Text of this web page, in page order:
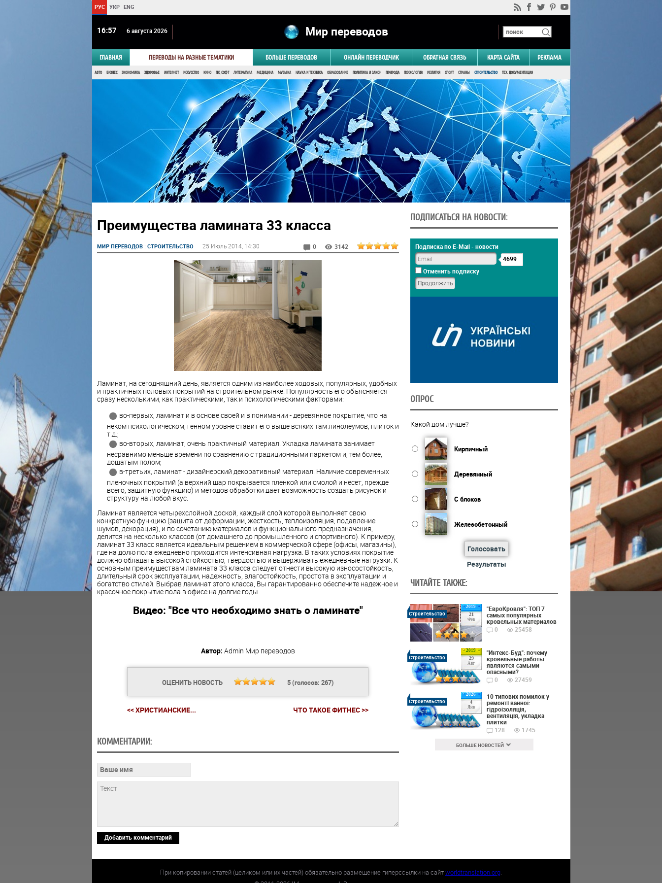
РУС УКР ENG
16 57 6 августа 2026 Мир переводов
ГЛАВНАЯ ПЕРЕВОДЫ НА РАЗНЫЕ ТЕМАТИКИ БОЛЬШЕ ПЕРЕВОДОВ ОНЛАЙН ПЕРЕВОДЧИК ОБРАТНАЯ СВЯЗЬ КАРТА САЙТА РЕКЛАМА
АВТО БИЗНЕС ЭКОНОМИКА ЗДОРОВЬЕ ИНТЕРНЕТ ИСКУССТВО КИНО ПК, СОФТ ЛИТЕРАТУРА МЕДИЦИНА МУЗЫКА НАУКА И ТЕХНИКА ОБРАЗОВАНИЕ ПОЛИТИКА И ЗАКОН ПРИРОДА ПСИХОЛОГИЯ РЕЛИГИЯ СПОРТ СТРАНЫ СТРОИТЕЛЬСТВО ТЕХ. ДОКУМЕНТАЦИЯ
Преимущества ламината 33 класса
МИР ПЕРЕВОДОВ: СТРОИТЕЛЬСТВО 25 Июль 2014, 14:30 0 3142
Ламинат, на сегодняшний день, является одним из наиболее ходовых, популярных, удобных
и практичных половых покрытий на строительном рынке. Популярность его объясняется
сразу несколькими, как практическими, так и психологическими факторами:
во-первых, ламинат и в основе своей и в понимании - деревянное покрытие, что на
неком психологическом, генном уровне ставит его выше всяких там линолеумов, плиток и
т.д.;
во-вторых, ламинат, очень практичный материал. Укладка ламината занимает
несравнимо меньше времени по сравнению с традиционными паркетом и, тем более,
дощатым полом;
в-третьих, ламинат - дизайнерский декоративный материал. Наличие современных
пленочных покрытий (а верхний шар покрывается пленкой или смолой и несет, прежде
всего, защитную функцию) и методов обработки дает возможность создать рисунок и
структуру на любой вкус.
Ламинат является четырехслойной доской, каждый слой которой выполняет свою
конкретную функцию (защита от деформации, жесткость, теплоизоляция, подавление
шумов, декорация), и по сочетанию материалов и функционального предназначения,
делится на несколько классов (от домашнего до промышленного и спортивного). К примеру,
ламинат 33 класс является идеальным решением в коммерческой сфере (офисы, магазины),
где на долю пола ежедневно приходится интенсивная нагрузка. В таких условиях покрытие
должно обладать высокой стойкостью, твердостью и выдерживать ежедневные нагрузки. К
основным преимуществам ламината 33 класса следует отнести высокую износостойкость,
длительный срок эксплуатации, надежность, влагостойкость, простота в эксплуатации и
богатство стилей. Выбрав ламинат этого класса, Вы гарантированно обеспечите надежное и
красочное покрытие пола в офисе на долгие годы.
Видео: "Все что необходимо знать о ламинате"
Автор: Admin Мир переводов
ОЦЕНИТЬ НОВОСТЬ 5(голосов: 267)
<< ХРИСТИАНСКИЕ... ЧТО ТАКОЕ ФИТНЕС >>
КОММЕНТАРИИ:
Добавить комментарий
ПОДПИСАТЬСЯ НА НОВОСТИ:
Подписка по E-Mail - новости
4699
Отменить подписку
ОПРОС
Какой дом лучше?
Кирпичный
Деревянный
С блоков
Железобетонный
Голосовать
Результаты
ЧИТАЙТЕ ТАКЖЕ:
2019
21
Фев
Строительство
"ЕвроКровля": ТОП 7
самых популярных
кровельных материалов
0
25458
2019
29
Авг
Строительство
"Интекс-Буд": почему
кровельные работы
являются самыми
опасными?
0
27459
2026
4
Янв
Строительство
10 типових помилок у
ремонті ванної:
гідроізоляція,
вентиляція, укладка
плитки
128
1745
БОЛЬШЕ НОВОСТЕЙ
При копировании статей (целиком или их частей) обязательно размещение гиперссылки на сайтworldtranslation.org.